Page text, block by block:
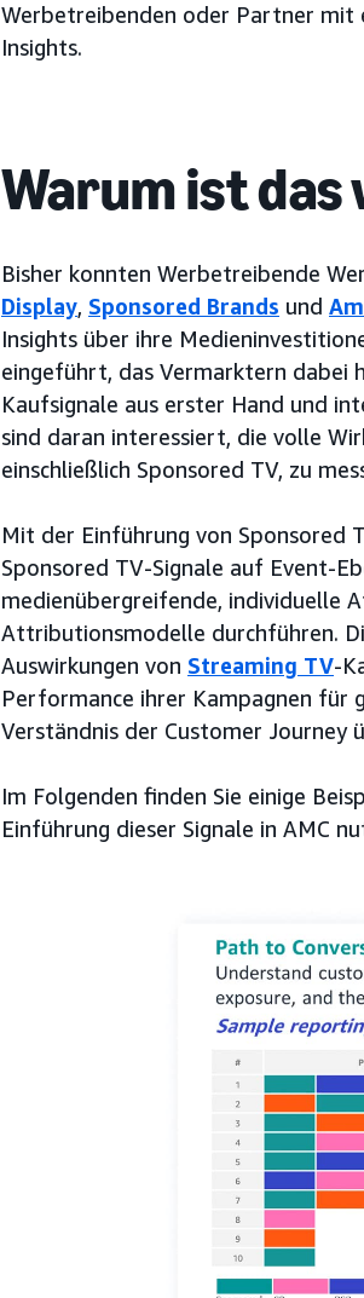
Werbetreibenden oder Partner mit
Insights.
Warum ist
Bisher konnten Werbetreibende
Display, Sponsored Brands und
Insights über ihre
eingeführt, das Vermarktern dabei
Kaufsignale aus erster Hand und
sind daran interessiert, die volle
einschließlich Sponsored TV, zu
Mit der Einführung von Sponsored
Sponsored TV-Signale auf Event-
medienübergreifende, individuelle
Attributionsmodelle durchführen.
Auswirkungen von Streaming TV-
Performance ihrer Kampagnen für
Verständnis der Customer Journey
Im Folgenden finden Sie einige
Einführung dieser Signale in AMC